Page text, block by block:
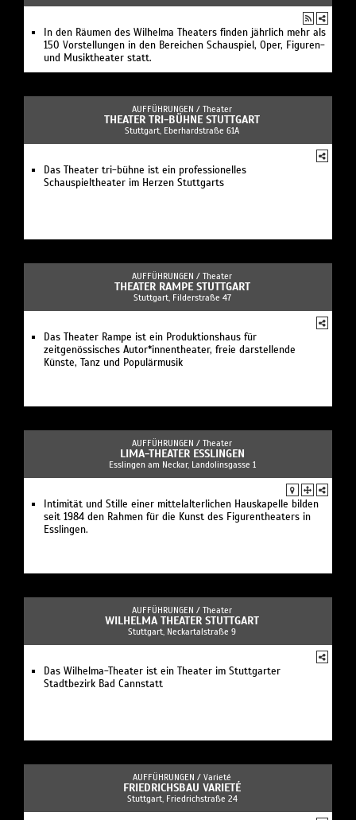
In den Räumen des Wilhelma Theaters finden jährlich mehr als
150 Vorstellungen in den Bereichen Schauspiel, Oper, Figuren-
und Musiktheater statt.
AUFFÜHRUNGEN / Theater
THEATER TRI-BÜHNE STUTTGART
Stuttgart, Eberhardstraße 61A
Das Theater tri-bühne ist ein professionelles
Schauspieltheater im Herzen Stuttgarts
AUFFÜHRUNGEN / Theater
THEATER RAMPE STUTTGART
Stuttgart, Filderstraße 47
Das Theater Rampe ist ein Produktionshaus für
zeitgenössisches Autor*innentheater, freie darstellende
Künste, Tanz und Populärmusik
AUFFÜHRUNGEN / Theater
LIMA-THEATER ESSLINGEN
Esslingen am Neckar, Landolinsgasse 1
Intimität und Stille einer mittelalterlichen Hauskapelle bilden
seit 1984 den Rahmen für die Kunst des Figurentheaters in
Esslingen.
AUFFÜHRUNGEN / Theater
WILHELMA THEATER STUTTGART
Stuttgart, Neckartalstraße 9
Das Wilhelma-Theater ist ein Theater im Stuttgarter
Stadtbezirk Bad Cannstatt
AUFFÜHRUNGEN / Varieté
FRIEDRICHSBAU VARIETÉ
Stuttgart, Friedrichstraße 24